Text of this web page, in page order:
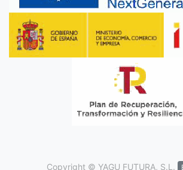
Copyright © YAGU FUTURA, S.L.